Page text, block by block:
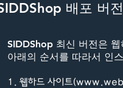
SIDDShop 최신 버전은
아래의 순서를 따라서 인
1. 웹하드 사이트(
배포 버